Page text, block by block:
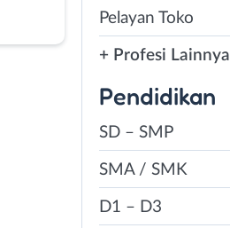
Pelayan Toko
+ Profesi Lainnya
Pendidikan
SD – SMP
SMA / SMK
D1 – D3